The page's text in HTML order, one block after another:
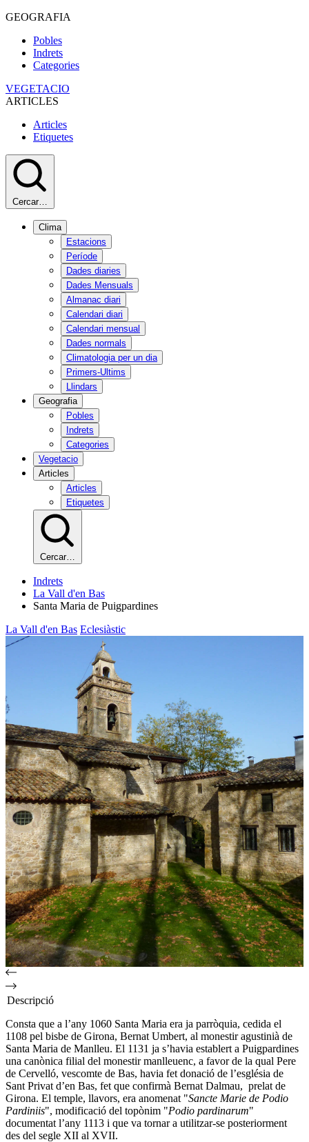
GEOGRAFIA
Pobles
Indrets
Categories
VEGETACIO
ARTICLES
Articles
Etiquetes
Cercar…
Clima
Estacions
Període
Dades diaries
Dades Mensuals
Almanac diari
Calendari diari
Calendari mensual
Dades normals
Climatologia per un dia
Primers-Ultims
Llindars
Geografia
Pobles
Indrets
Categories
Vegetacio
Articles
Articles
Etiquetes
Cercar…
Indrets
La Vall d'en Bas
Santa Maria de Puigpardines
La Vall d'en Bas Eclesiàstic
Descripció
Consta que a l’any 1060 Santa Maria era ja parròquia, cedida el
1108 pel bisbe de Girona, Bernat Umbert, al monestir agustinià de
Santa Maria de Manlleu. El 1131 ja s’havia establert a Puigpardines
una canònica filial del monestir manlleuenc, a favor de la qual Pere
de Cervelló, vescomte de Bas, havia fet donació de l’església de
Sant Privat d’en Bas, fet que confirmà Bernat Dalmau, prelat de
Girona. El temple, llavors, era anomenat "Sancte Marie de Podio
Pardiniis", modificació del topònim "Podio pardinarum"
documentat l’any 1113 i que va tornar a utilitzar-se posteriorment
des del segle XII al XVII.